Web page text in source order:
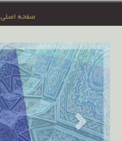
صفحه اصلی